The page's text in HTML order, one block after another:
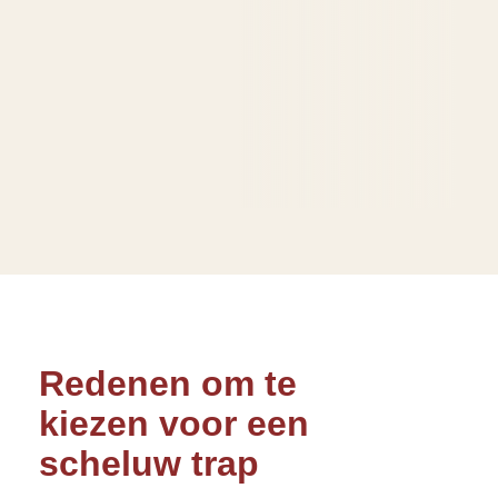
Redenen om te
kiezen voor een
scheluw trap